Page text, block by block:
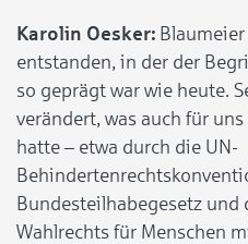
Karolin Oesker:
entstanden, in der der
so geprägt war wie heute.
verändert, was auch für
hatte – etwa durch die UN-
Bundesteilhabegesetz und
Wahlrechts für Menschen